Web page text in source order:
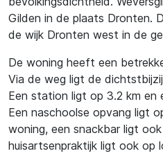
Gilden in de plaats Dronten.
de wijk Dronten west in de
De woning heeft een
Via de weg ligt de
Een station ligt op 3.2 km en
Een naschoolse opvang ligt
woning, een snackbar ligt
huisartsenpraktijk ligt ook op